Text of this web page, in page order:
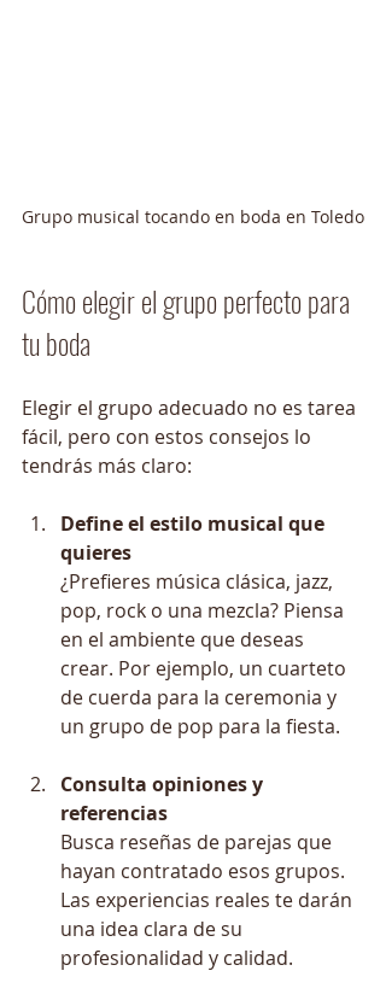
Grupo musical tocando en boda en Toledo
Cómo elegir el grupo perfecto para
tu boda
Elegir el grupo adecuado no es tarea
fácil, pero con estos consejos lo
tendrás más claro:
Define el estilo musical que
quieres
¿Prefieres música clásica, jazz,
pop, rock o una mezcla? Piensa
en el ambiente que deseas
crear. Por ejemplo, un cuarteto
de cuerda para la ceremonia y
un grupo de pop para la fiesta.
Consulta opiniones y
referencias
Busca reseñas de parejas que
hayan contratado esos grupos.
Las experiencias reales te darán
una idea clara de su
profesionalidad y calidad.